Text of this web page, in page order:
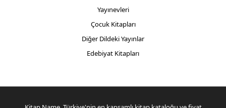
Yayınevleri
Çocuk Kitapları
Diğer Dildeki Yayınlar
Edebiyat Kitapları